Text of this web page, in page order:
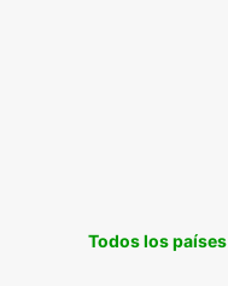
Todos los países